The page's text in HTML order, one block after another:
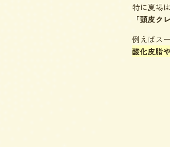
特に夏場は
「頭皮ク
例えばス
酸化皮脂